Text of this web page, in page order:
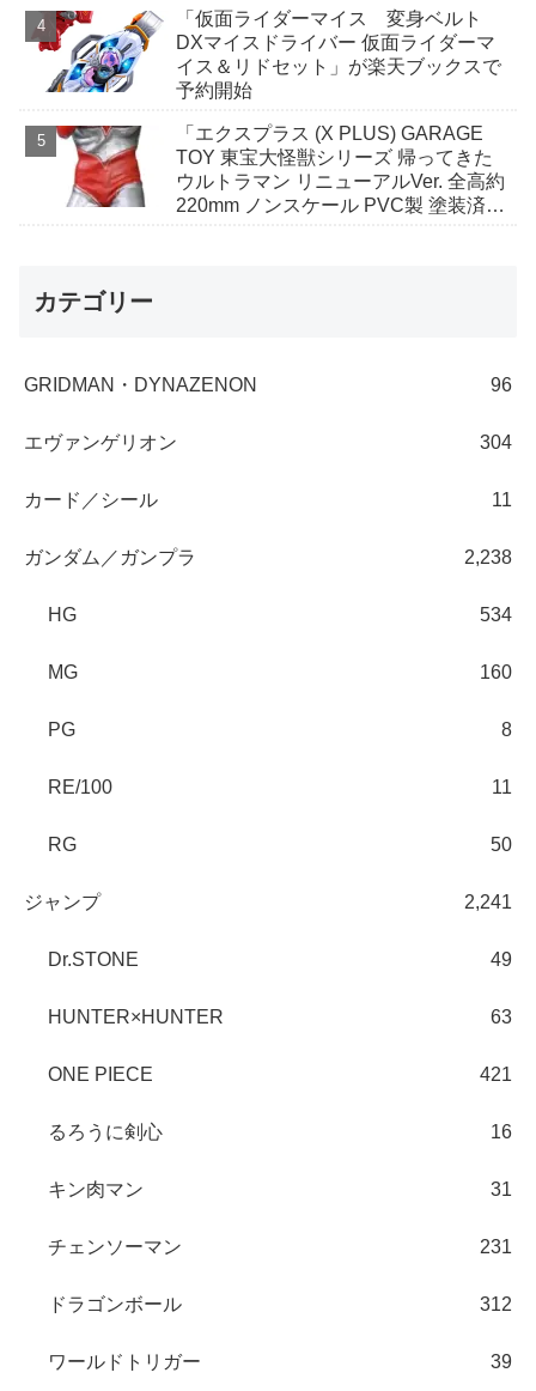
「仮面ライダーマイス 変身ベルト
DXマイスドライバー 仮面ライダーマ
イス＆リドセット」が楽天ブックスで
予約開始
「エクスプラス (X PLUS) GARAGE
TOY 東宝大怪獣シリーズ 帰ってきた
ウルトラマン リニューアルVer. 全高約
220mm ノンスケール PVC製 塗装済み
カテゴリー
GRIDMAN・DYNAZENON 96
エヴァンゲリオン 304
カード／シール 11
ガンダム／ガンプラ 2,238
HG 534
MG 160
PG 8
RE/100 11
RG 50
ジャンプ 2,241
Dr.STONE 49
HUNTER×HUNTER 63
ONE PIECE 421
るろうに剣心 16
キン肉マン 31
チェンソーマン 231
ドラゴンボール 312
ワールドトリガー 39